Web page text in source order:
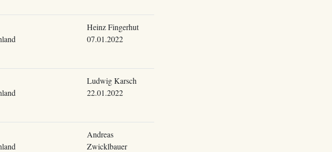
Heinz Fingerhut
07.01.2022
Ludwig Karsch
22.01.2022
Andreas
Zwicklbauer